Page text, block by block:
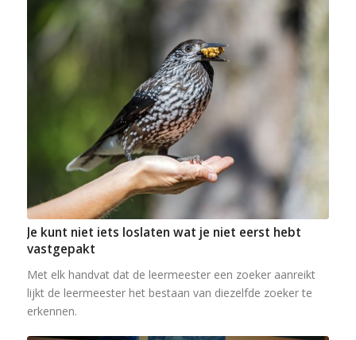
Je kunt niet iets loslaten wat je niet eerst hebt
vastgepakt
Met elk handvat dat de leermeester een zoeker aanreikt
lijkt de leermeester het bestaan van diezelfde zoeker te
erkennen.